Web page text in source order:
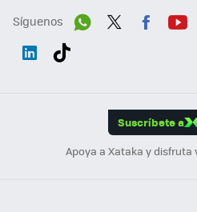
Síguenos
Suscríbete a
Apoya a Xataka y